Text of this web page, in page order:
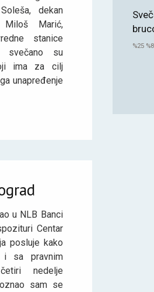
dekan
Marić,
stanice
svečano su
ima za cilj
unapređenje
u NLB Banci
Centar
posluje kako
sa pravnim
nedelje
sam se
%25